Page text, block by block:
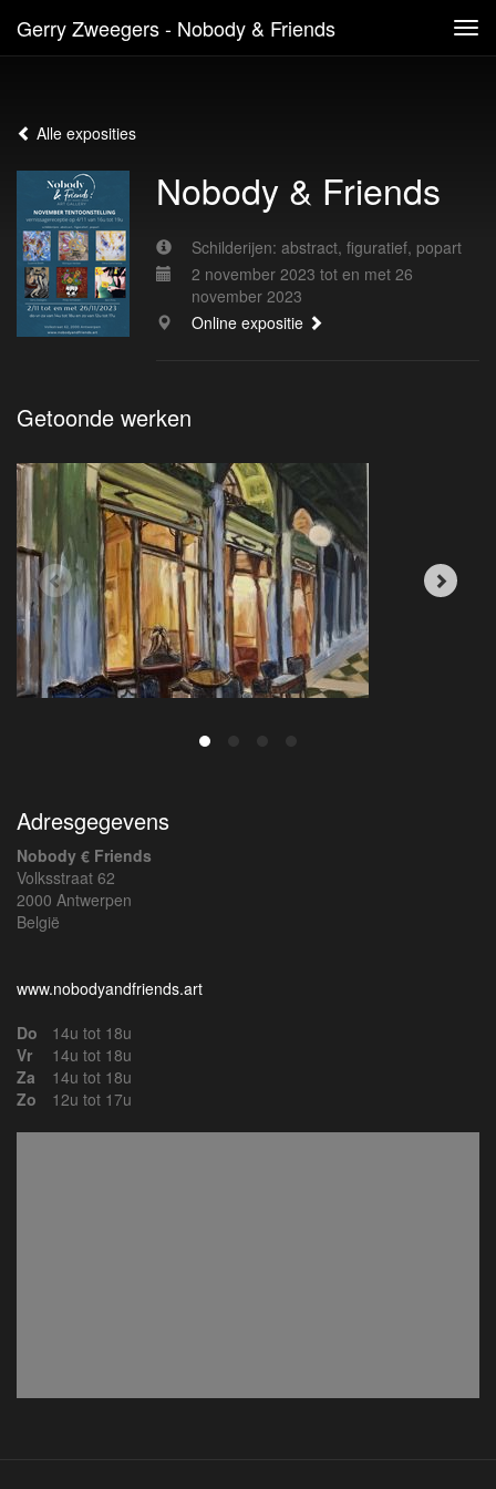
Gerry Zweegers - Nobody & Friends
Alle exposities
Nobody & Friends
Schilderijen: abstract, figuratief, popart
2 november 2023 tot en met 26
november 2023
Online expositie
Getoonde werken
Adresgegevens
Nobody € Friends
Volksstraat 62
2000 Antwerpen
België
www.nobodyandfriends.art
Do
14u tot 18u
Vr
14u tot 18u
Za
14u tot 18u
Zo
12u tot 17u